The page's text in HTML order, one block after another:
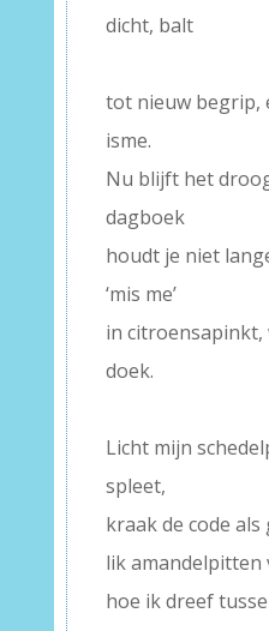
dicht, balt
tot nieuw begrip,
isme.
Nu blijft het
dagboek
houdt je niet
‘mis me’
in
doek.
Licht mijn
spleet,
kraak de code
lik
hoe ik dreef